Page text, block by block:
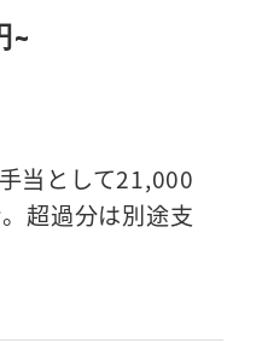
~
当として21,000
超過分は別途支